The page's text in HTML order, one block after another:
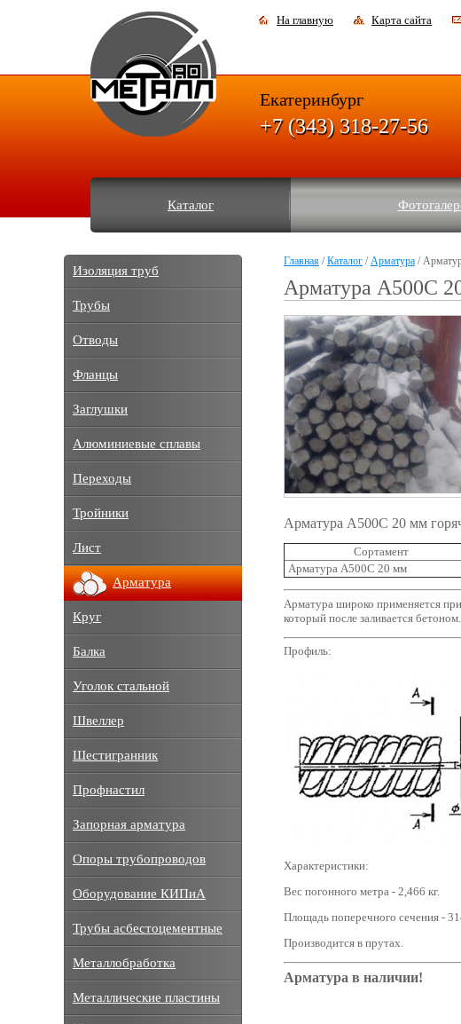
На главную Карта сайта
Каталог
Екатеринбург
+7 (343) 318-27-56
Главная /Каталог /Арматура /
Арматура А500С
Арматура А500С 20 мм
Сортамент
Арматура А500С 20 мм
Арматура широко применяется при
который после заливается
Профиль:
Характеристики:
Вес погонного метра - 2,466 кг.
Площадь поперечного сечения -
Производится в прутах.
Арматура в наличии!
Изоляция труб
Трубы
Отводы
Фланцы
Заглушки
Алюминиевые сплавы
Переходы
Тройники
Лист
Арматура
Круг
Балка
Уголок стальной
Швеллер
Шестигранник
Профнастил
Запорная арматура
Опоры трубопроводов
Оборудование КИПиА
Трубы асбестоцементные
Металлобработка
Металлические пластины